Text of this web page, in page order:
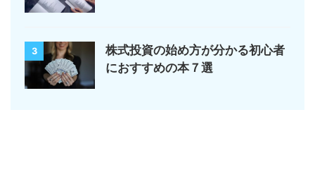
3
株式投資の始め方が分かる初心者
におすすめの本７選